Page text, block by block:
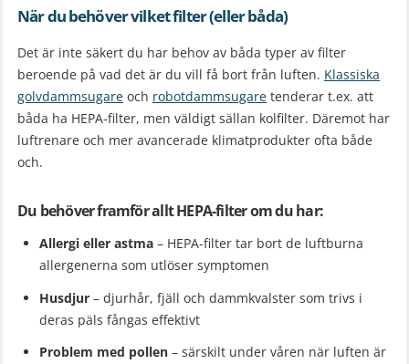
När du behöver vilket filter (eller båda)
Det är inte säkert du har behov av båda typer av filter
beroende på vad det är du vill få bort från luften. Klassiska
golvdammsugare och robotdammsugare tenderar t.ex. att
båda ha HEPA-filter, men väldigt sällan kolfilter. Däremot har
luftrenare och mer avancerade klimatprodukter ofta både
och.
Du behöver framför allt HEPA-filter om du har:
Allergi eller astma – HEPA-filter tar bort de luftburna
allergenerna som utlöser symptomen
Husdjur – djurhår, fjäll och dammkvalster som trivs i
deras päls fångas effektivt
Problem med pollen – särskilt under våren när luften är